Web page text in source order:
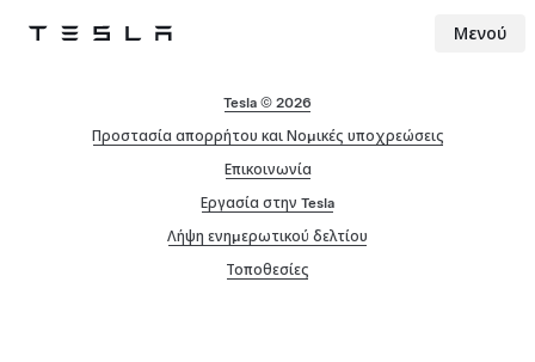
Tesla Μενού
Tesla © 2026
Προστασία απορρήτου και Νομικές υποχρεώσεις
Επικοινωνία
Εργασία στην Tesla
Λήψη ενημερωτικού δελτίου
Τοποθεσίες